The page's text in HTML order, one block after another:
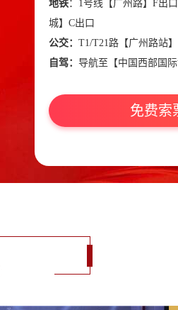
地铁：1号线【广州路】F出
城】C出口
公交： T1/T21路【广州路站】
自驾： 导航至【中国西部国际
免费索